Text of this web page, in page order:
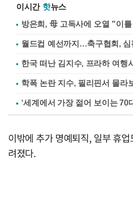
이시간 핫뉴스
방은희, 母 고독사에 오열 "이
월드컵 예선까지…축구협회, 심
한국 떠난 김지수, 프라하 여행
학폭 논란 지수, 필리핀서 몰라
이밖에 추가 명예퇴직, 일부 휴
려졌다.